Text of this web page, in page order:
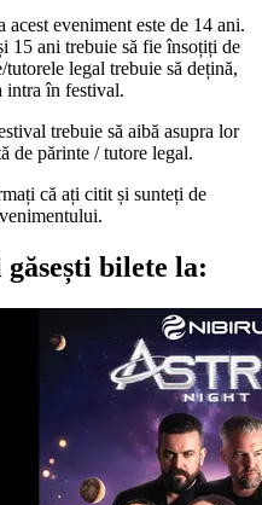
eveniment este de 14 ani.
15 ani trebuie să fie însoțiți de
legal trebuie să dețină,
intra în festival.
trebuie să aibă asupra lor
de părinte / tutore legal.
că ați citit și sunteți de
bilete la: